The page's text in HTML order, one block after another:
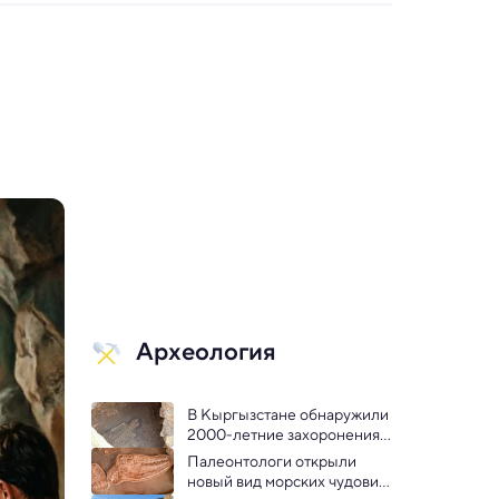
Археология
В Кыргызстане обнаружили
2000-летние захоронения
на Шелковом пути
Палеонтологи открыли
новый вид морских чудовищ